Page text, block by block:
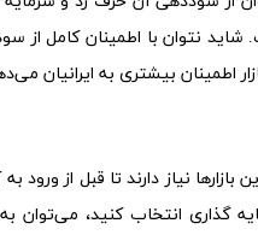
شاید نتوان با اطمینان کامل از
اطمینان بیشتری به ایرانیان
نیاز دارند تا قبل از ورود
گذاری انتخاب کنید، می‌توان